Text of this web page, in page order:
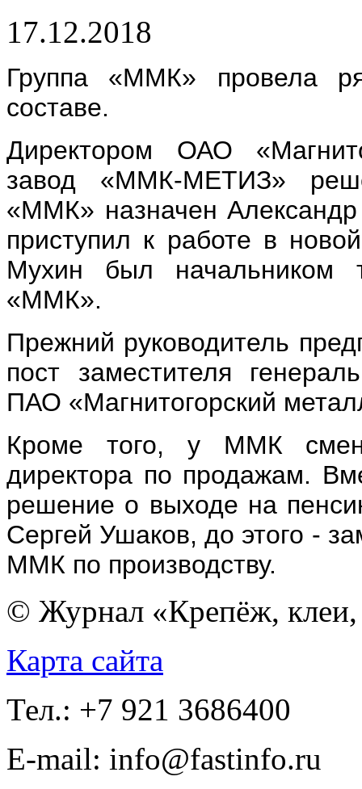
17.12.2018
Группа «ММК» провела
составе.
Директором ОАО
завод «ММК-МЕТИЗ»
«ММК» назначен
приступил к работе в
Мухин был начальником
«ММК».
Прежний руководитель
пост заместителя
ПАО «Магнитогорский
Кроме того, у ММК
директора по продажам.
решение о выходе на
Сергей Ушаков, до этого -
ММК по производству.
© Журнал «Крепёж, клеи,
Карта сайта
Тел.: +7 921 3686400
E-mail: info@fastinfo.ru